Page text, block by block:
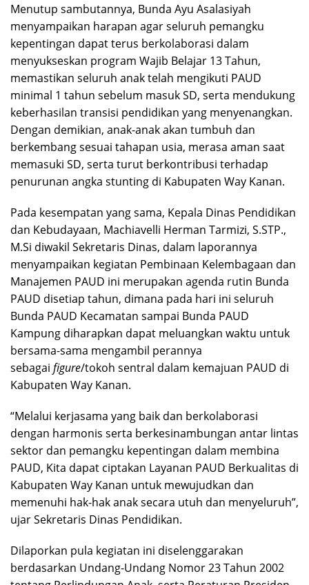
Menutup sambutannya, Bunda Ayu Asalasiyah
menyampaikan harapan agar seluruh pemangku
kepentingan dapat terus berkolaborasi dalam
menyukseskan program Wajib Belajar 13 Tahun,
memastikan seluruh anak telah mengikuti PAUD
minimal 1 tahun sebelum masuk SD, serta mendukung
keberhasilan transisi pendidikan yang menyenangkan.
Dengan demikian, anak-anak akan tumbuh dan
berkembang sesuai tahapan usia, merasa aman saat
memasuki SD, serta turut berkontribusi terhadap
penurunan angka stunting di Kabupaten Way Kanan.
Pada kesempatan yang sama, Kepala Dinas Pendidikan
dan Kebudayaan, Machiavelli Herman Tarmizi, S.STP.,
M.Si diwakil Sekretaris Dinas, dalam laporannya
menyampaikan kegiatan Pembinaan Kelembagaan dan
Manajemen PAUD ini merupakan agenda rutin Bunda
PAUD disetiap tahun, dimana pada hari ini seluruh
Bunda PAUD Kecamatan sampai Bunda PAUD
Kampung diharapkan dapat meluangkan waktu untuk
bersama-sama mengambil perannya
sebagai figure/tokoh sentral dalam kemajuan PAUD di
Kabupaten Way Kanan.
“Melalui kerjasama yang baik dan berkolaborasi
dengan harmonis serta berkesinambungan antar lintas
sektor dan pemangku kepentingan dalam membina
PAUD, Kita dapat ciptakan Layanan PAUD Berkualitas di
Kabupaten Way Kanan untuk mewujudkan dan
memenuhi hak-hak anak secara utuh dan menyeluruh”,
ujar Sekretaris Dinas Pendidikan.
Dilaporkan pula kegiatan ini diselenggarakan
berdasarkan Undang-Undang Nomor 23 Tahun 2002